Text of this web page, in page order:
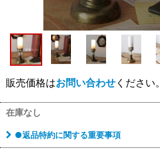
販売価格はお問い合わせください。
在庫なし
●返品特約に関する重要事項